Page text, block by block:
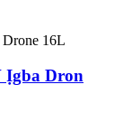
Ịgba Dron